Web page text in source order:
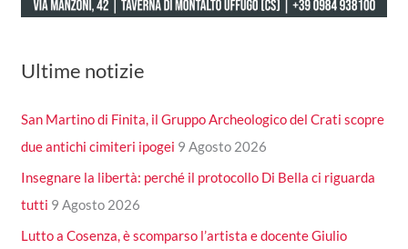
Ultime notizie
San Martino di Finita, il Gruppo Archeologico del Crati scopre
due antichi cimiteri ipogei 9 Agosto 2026
Insegnare la libertà: perché il protocollo Di Bella ci riguarda
tutti 9 Agosto 2026
Lutto a Cosenza, è scomparso l’artista e docente Giulio